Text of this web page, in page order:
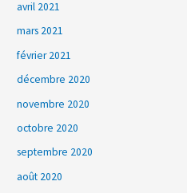
avril 2021
mars 2021
février 2021
décembre 2020
novembre 2020
octobre 2020
septembre 2020
août 2020